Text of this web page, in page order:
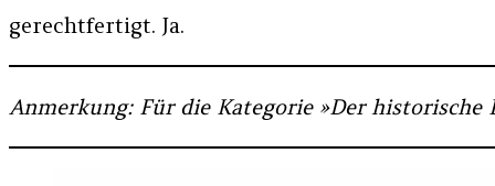
gerechtfertigt. Ja.
Anmerkung: Für die Kategorie »Der